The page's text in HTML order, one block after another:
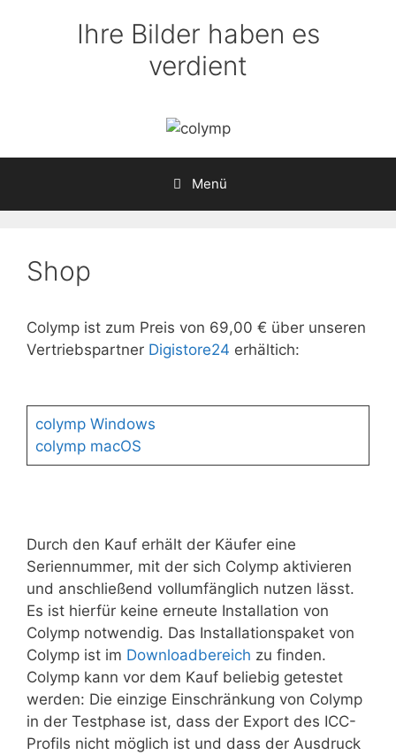
Ihre Bilder haben es
verdient
Menü
Shop
Colymp ist zum Preis von 69,00 € über unseren
Vertriebspartner Digistore24 erhältich:
colymp Windows
colymp macOS
Durch den Kauf erhält der Käufer eine
Seriennummer, mit der sich Colymp aktivieren
und anschließend vollumfänglich nutzen lässt.
Es ist hierfür keine erneute Installation von
Colymp notwendig. Das Installationspaket von
Colymp ist im Downloadbereich zu finden.
Colymp kann vor dem Kauf beliebig getestet
werden: Die einzige Einschränkung von Colymp
in der Testphase ist, dass der Export des ICC-
Profils nicht möglich ist und dass der Ausdruck